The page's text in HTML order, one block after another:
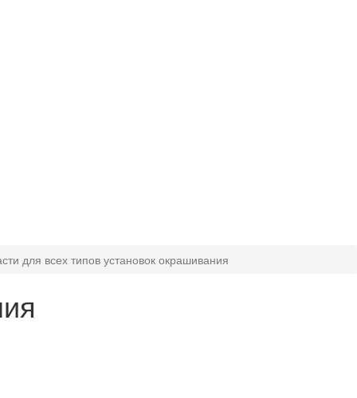
для всех типов установок окрашивания